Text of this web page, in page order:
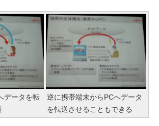
データを転
逆に携帯端末からPCへデータ
を転送させることもできる